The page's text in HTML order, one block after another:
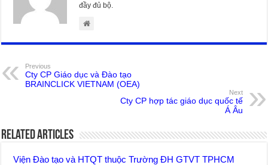
đầy đủ bộ.
Previous
Cty CP Giáo dục và Đào tạo
BRAINCLICK VIETNAM (OEA)
Next
Cty CP hợp tác giáo dục quốc tế
Á Âu
Related Articles
Viện Đào tạo và HTQT thuộc Trường ĐH GTVT TPHCM